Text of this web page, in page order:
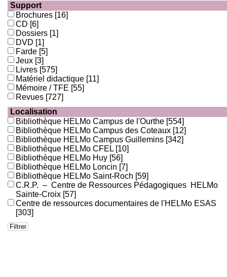
Support
Brochures [16]
CD [6]
Dossiers [1]
DVD [1]
Farde [5]
Jeux [3]
Livres [575]
Matériel didactique [11]
Mémoire / TFE [55]
Revues [727]
Localisation
Bibliothèque HELMo Campus de l'Ourthe [554]
Bibliothèque HELMo Campus des Coteaux [12]
Bibliothèque HELMo Campus Guillemins [342]
Bibliothèque HELMo CFEL [10]
Bibliothèque HELMo Huy [56]
Bibliothèque HELMo Loncin [7]
Bibliothèque HELMo Saint-Roch [59]
C.R.P. – Centre de Ressources Pédagogiques HELMo
Sainte-Croix [57]
Centre de ressources documentaires de l'HELMo ESAS
[303]